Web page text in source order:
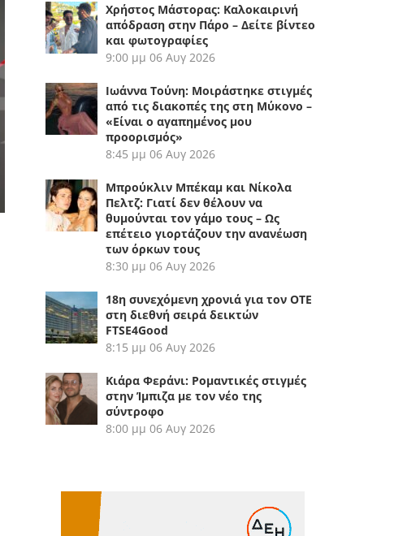
Χρήστος Μάστορας: Καλοκαιρινή
απόδραση στην Πάρο – Δείτε βίντεο
και φωτογραφίες
9:00 μμ 06 Αυγ 2026
Ιωάννα Τούνη: Μοιράστηκε στιγμές
από τις διακοπές της στη Μύκονο –
«Είναι ο αγαπημένος μου
προορισμός»
8:45 μμ 06 Αυγ 2026
Μπρούκλιν Μπέκαμ και Νίκολα
Πελτζ: Γιατί δεν θέλουν να
θυμούνται τον γάμο τους – Ως
επέτειο γιορτάζουν την ανανέωση
των όρκων τους
8:30 μμ 06 Αυγ 2026
18η συνεχόμενη χρονιά για τον ΟΤΕ
στη διεθνή σειρά δεικτών
FTSE4Good
8:15 μμ 06 Αυγ 2026
Κιάρα Φεράνι: Ρομαντικές στιγμές
στην Ίμπιζα με τον νέο της
σύντροφο
8:00 μμ 06 Αυγ 2026